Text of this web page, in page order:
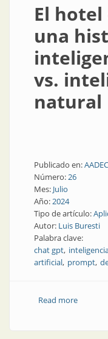
El
una
vs.
natural
Publicado en:
Número:26
Mes: Julio
Año:2024
Tipo de artículo:
Autor: Luis Buresti
Palabra clave:
chat gpt
artificial prompt
Read moreabout